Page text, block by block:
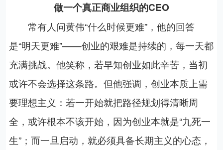
做一个真正商业组织的CEO
常有人问黄伟“什么时候更难”，他的回答
是“明天更难”——创业的艰难是持续的，每一天都
充满挑战。他笑称，若早知创业如此辛苦，当初
或许不会选择这条路。但他强调，创业本质上需
要理想主义：若一开始就把路径规划得清晰周
全，或许根本不该开始，因为创业本就是“九死一
生”；而一旦启动，就必须具备长期主义的心态，